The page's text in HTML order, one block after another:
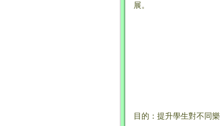
展。
目的：提升學生對不同